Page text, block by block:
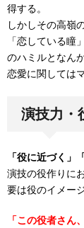
得する。
しかしその高嶺
「恋している
のハミルとなん
恋愛に関しては
演技力・
「役に近づく」
演技の役作りに
要は役のイメー
「この役者さん